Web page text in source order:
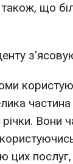
що
частина
Вони
цих